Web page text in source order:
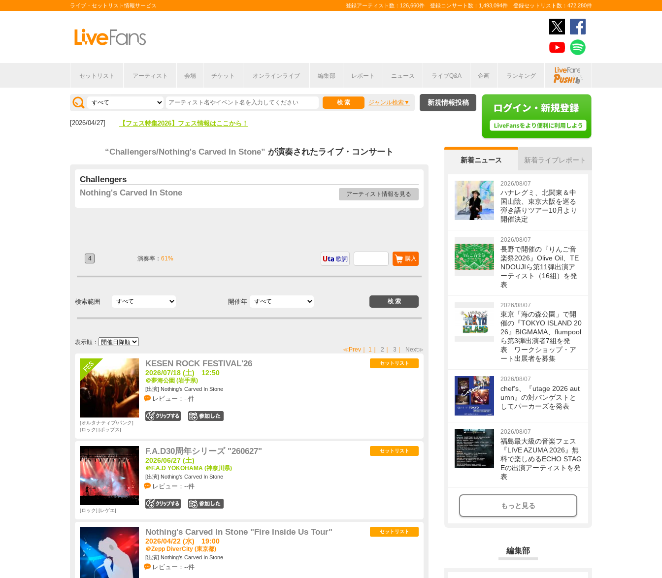
ライブ・セットリスト情報サービス 登録アーティスト数：126,660件 登録コンサート数：1,493,094件 登録セットリスト数：472,280件
セットリスト アーティスト 会場 チケット オンラインライブ 編集部 レポート ニュース ライブQ&A 企画 ランキング
ジャンル検索
[2026/07/28] 【ライブ動員ランキング】2026年上半期編発表！
[2026/04/27] 【フェス特集2026】フェス情報はここから！
新規情報投稿
“Challengers/Nothing's Carved In Stone” が演奏されたライブ・コンサート
Challengers
Nothing's Carved In Stone
アーティスト情報を見る
4 演奏率： 61% 購入
歌詞
検索範囲 開催年
表示順：
≪Prev ｜ 1 ｜ 2 ｜ 3 ｜ Next≫
KESEN ROCK FESTIVAL'26
2026/07/18 (土) 12:50
＠夢海公園 (岩手県)
[出演] Nothing's Carved In Stone
レビュー：--件
セットリスト
オルタナティブ/パンク
ロック
ポップス
F.A.D30周年シリーズ "260627"
2026/06/27 (土)
＠F.A.D YOKOHAMA (神奈川県)
[出演] Nothing's Carved In Stone
レビュー：--件
セットリスト
ロック レゲエ
Nothing's Carved In Stone "Fire Inside Us Tour"
2026/04/22 (水) 19:00
＠Zepp DiverCity (東京都)
[出演] Nothing's Carved In Stone
レビュー：--件
セットリスト
新着ニュース 新着ライブレポート
2026/08/07
ハナレグミ、北関東＆中
国山陰、東京大阪を巡る
弾き語りツアー10月より
開催決定
2026/08/07
長野で開催の『りんご音
楽祭2026』Olive Oil、TE
NDOUJIら第11弾出演ア
ーティスト（16組）を発
表
2026/08/07
東京「海の森公園」で開
催の『TOKYO ISLAND 20
26』BIGMAMA、flumpool
ら第3弾出演者7組を発
表 ワークショップ・ア
ート出展者を募集
2026/08/07
chef’s、『utage 2026 aut
umn』の対バンゲストと
してパーカーズを発表
2026/08/07
福島最大級の音楽フェス
『LIVE AZUMA 2026』無
料で楽しめるECHO STAG
Eの出演アーティストを発
表
もっと見る
編集部